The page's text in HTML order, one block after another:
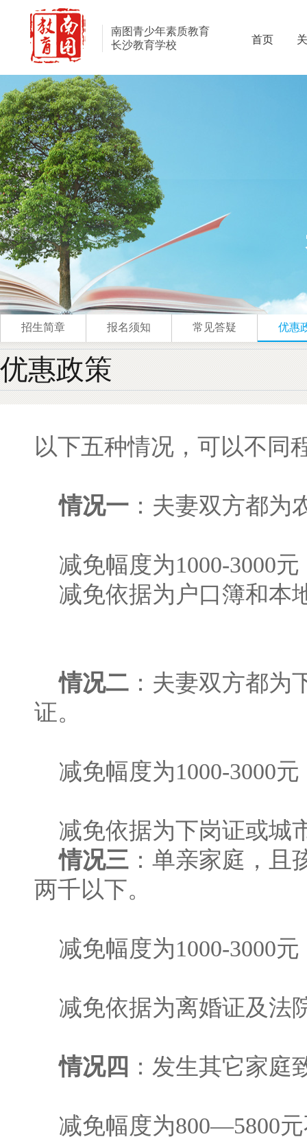
南图青少年素质教育
长沙教育学校
首页
招生简章 报名须知 常见答疑 优惠
优惠政策
以下五种情况，可以不同
情况一 ：夫妻双方都
减免幅度为1000-3000元
减免依据为户口簿和本
情况二 ：夫妻双方都
证。
减免幅度为1000-3000元
减免依据为下岗证或城
情况三 ：单亲家庭，
两千以下。
减免幅度为1000-3000
减免依据为离婚证及法
情况四 ：发生其它家庭
减免幅度为800—5800元